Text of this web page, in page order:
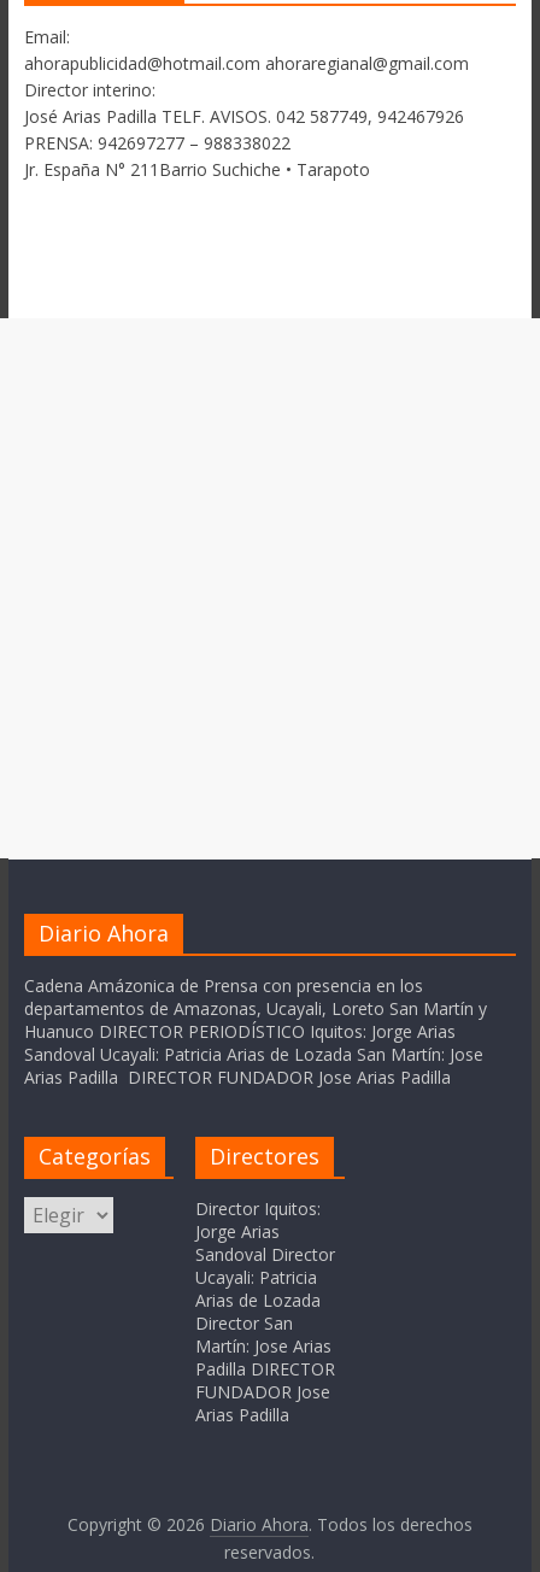
Email:
ahorapublicidad@hotmail.com ahoraregianal@gmail.com
Director interino:
José Arias Padilla TELF. AVISOS. 042 587749, 942467926
PRENSA: 942697277 – 988338022
Jr. España N° 211Barrio Suchiche • Tarapoto
Diario Ahora
Cadena Amázonica de Prensa con presencia en los
departamentos de Amazonas, Ucayali, Loreto San Martín y
Huanuco DIRECTOR PERIODÍSTICO Iquitos: Jorge Arias
Sandoval Ucayali: Patricia Arias de Lozada San Martín: Jose
Arias Padilla DIRECTOR FUNDADOR Jose Arias Padilla
Categorías
Categorías
Directores
Director Iquitos:
Jorge Arias
Sandoval Director
Ucayali: Patricia
Arias de Lozada
Director San
Martín: Jose Arias
Padilla DIRECTOR
FUNDADOR Jose
Arias Padilla
Copyright © 2026 Diario Ahora. Todos los derechos
reservados.